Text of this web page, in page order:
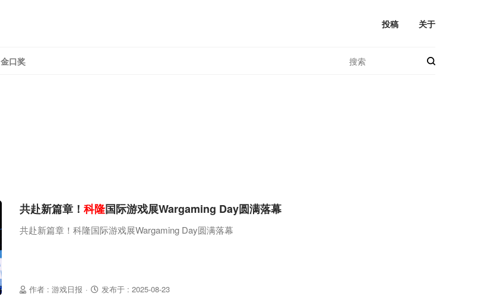
投稿 关于
金口奖
作者 : 游戏日报 · 发布于 : 2025-08-23
共赴新篇章！ 科隆国际游戏展Wargaming Day圆满落幕
共赴新篇章！科隆国际游戏展Wargaming Day圆满落幕